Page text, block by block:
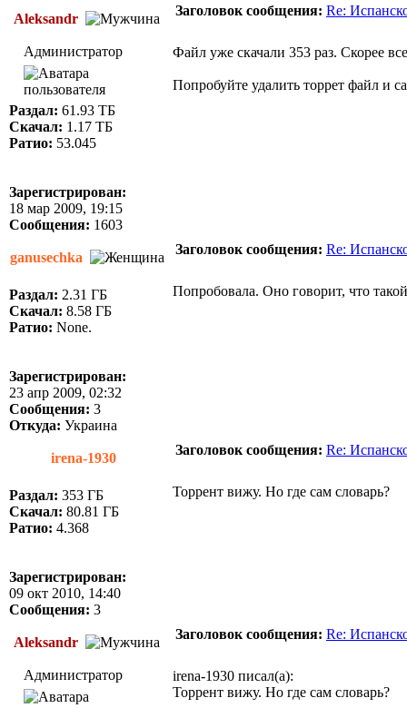
Aleksandr
Заголовок сообщения: Re:
Администратор
Раздал: 61.93 ТБ
Скачал: 1.17 ТБ
Ратио: 53.045
Зарегистрирован:
18 мар 2009, 19:15
Сообщения: 1603
Файл уже скачали 353 раз. Скорее
Попробуйте удалить торрет файл и
ganusechka
Заголовок сообщения: Re:
Раздал: 2.31 ГБ
Скачал: 8.58 ГБ
Ратио: None.
Зарегистрирован:
23 апр 2009, 02:32
Сообщения: 3
Откуда: Украина
Попробовала. Оно говорит, что
irena-1930
Заголовок сообщения: Re:
Раздал: 353 ГБ
Скачал: 80.81 ГБ
Ратио: 4.368
Зарегистрирован:
09 окт 2010, 14:40
Сообщения: 3
Торрент вижу. Но где сам словарь?
Aleksandr
Заголовок сообщения: Re:
Администратор
irena-1930 писал(а):
Торрент вижу. Но где сам словарь?